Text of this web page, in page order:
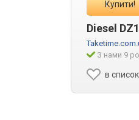
Купити!
Diesel
З нами 9
в список